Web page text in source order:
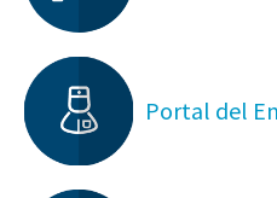
Portal del